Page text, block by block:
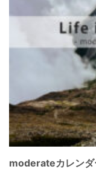
moderateカレンダ